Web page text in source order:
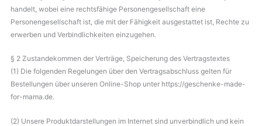
handelt, wobei eine rechtsfähige Personengesellschaft eine
Personengesellschaft ist, die mit der Fähigkeit ausgestattet ist, Rechte zu
erwerben und Verbindlichkeiten einzugehen.
§ 2 Zustandekommen der Verträge, Speicherung des Vertragstextes
(1) Die folgenden Regelungen über den Vertragsabschluss gelten für
Bestellungen über unseren Online-Shop unter https://geschenke-made-
for-mama.de.
(2) Unsere Produktdarstellungen im Internet sind unverbindlich und kein